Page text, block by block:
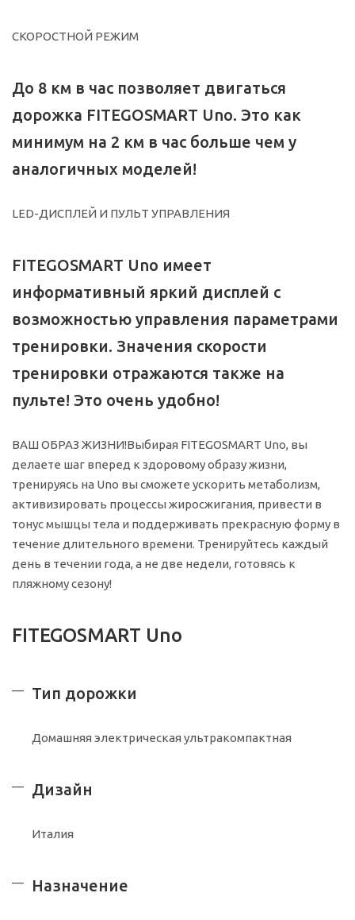
СКОРОСТНОЙ РЕЖИМ
До 8 км в час позволяет двигаться
дорожка FITEGOSMART Uno. Это как
минимум на 2 км в час больше чем у
аналогичных моделей!
LED-ДИСПЛЕЙ И ПУЛЬТ УПРАВЛЕНИЯ
FITEGOSMART Uno имеет
информативный яркий дисплей с
возможностью управления параметрами
тренировки. Значения скорости
тренировки отражаются также на
пульте! Это очень удобно!
ВАШ ОБРАЗ ЖИЗНИ!Выбирая FITEGOSMART Uno, вы
делаете шаг вперед к здоровому образу жизни,
тренируясь на Uno вы сможете ускорить метаболизм,
активизировать процессы жиросжигания, привести в
тонус мышцы тела и поддерживать прекрасную форму в
течение длительного времени. Тренируйтесь каждый
день в течении года, а не две недели, готовясь к
пляжному сезону!
FITEGOSMART Uno
Тип дорожки
Домашняя электрическая ультракомпактная
Дизайн
Италия
Назначение